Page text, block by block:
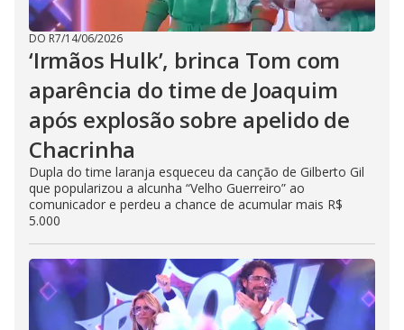
DO R7/14/06/2026
‘Irmãos Hulk’, brinca Tom com
aparência do time de Joaquim
após explosão sobre apelido de
Chacrinha
Dupla do time laranja esqueceu da canção de Gilberto Gil
que popularizou a alcunha “Velho Guerreiro” ao
comunicador e perdeu a chance de acumular mais R$
5.000